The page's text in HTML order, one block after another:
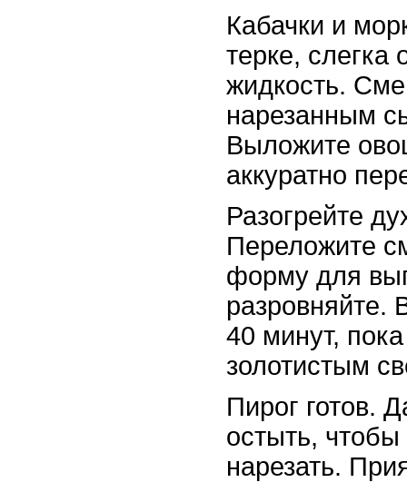
Кабачки и
терке,
жидкость.
нарезанным
Выложите
аккуратно
Разогрейте
Переложите
форму для
разровняйте.
40 минут,
золотистым
Пирог готов.
остыть,
нарезать.